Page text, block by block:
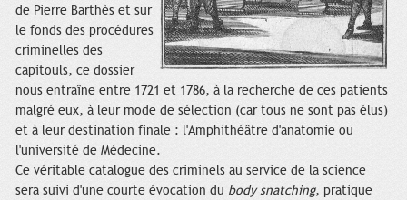
de Pierre Barthès et sur
le fonds des procédures
criminelles des
capitouls, ce dossier
nous entraîne entre 1721 et 1786, à la recherche de ces patients
malgré eux, à leur mode de sélection (car tous ne sont pas élus)
et à leur destination finale : l'Amphithéâtre d'anatomie ou
l'université de Médecine.
Ce véritable catalogue des criminels au service de la science
sera suivi d'une courte évocation du body snatching, pratique